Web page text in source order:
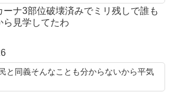
ーナ3部位破壊済みでミリ残しで誰も
ら見学してたわ
と同義そんなことも分からないから平気